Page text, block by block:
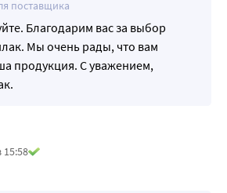
поставщика
Благодарим вас за выбор
Мы очень рады, что вам
продукция. С уважением,
15:58